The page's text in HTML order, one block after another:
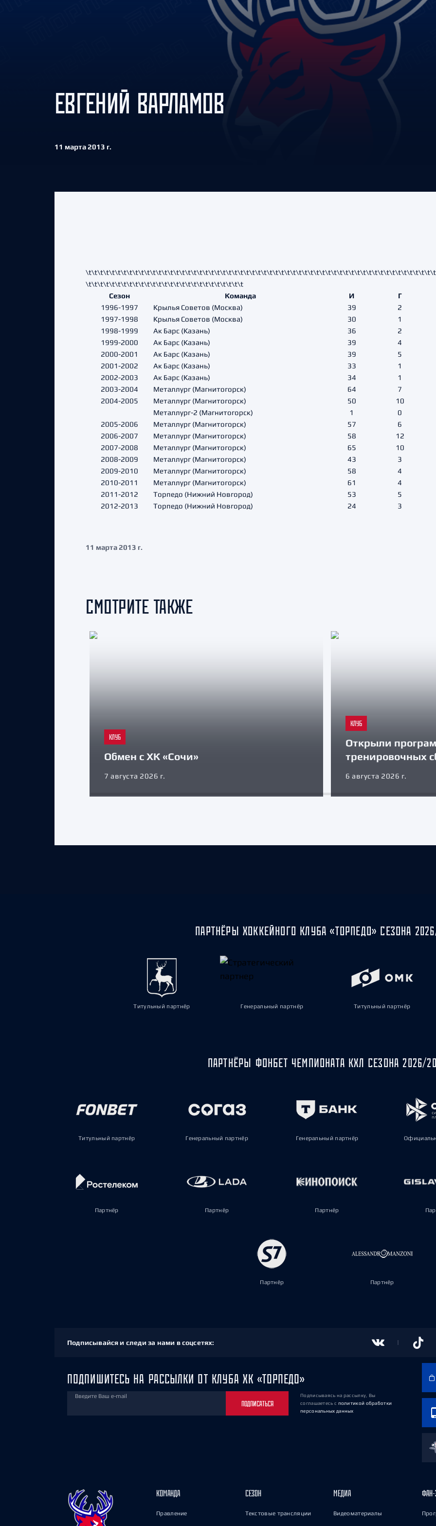
Амур
Барыс
Салават Юлаев
Сибирь
ЕВГЕНИЙ ВАРЛАМОВ
11 марта 2013 г.
\t\t\t\t\t\t\t\t\t\t\t\t\t\t\t\t\t\t\t\t\t\t\t\t\t\t\t
Сезон
Команда И Г
1996-1997
Крылья Советов (Москва) 39 2
1997-1998
Крылья Советов (Москва) 30 1
1998-1999
Ак Барс (Казань) 36 2
1999-2000
Ак Барс (Казань) 39 4
2000-2001
Ак Барс (Казань) 39 5
2001-2002
Ак Барс (Казань) 33 1
2002-2003
Ак Барс (Казань) 34 1
2003-2004
Металлург (Магнитогорск) 64 7
2004-2005
Металлург (Магнитогорск) 50 10
Металлург-2 (Магнитогорск)
1 0
2005-2006
Металлург (Магнитогорск) 57 6
2006-2007
Металлург (Магнитогорск) 58 12
2007-2008
Металлург (Магнитогорск) 65 10
2008-2009
Металлург (Магнитогорск) 43 3
2009-2010
Металлург (Магнитогорск) 58 4
2010-2011
Металлург (Магнитогорск) 61 4
2011-2012
Торпедо (Нижний Новгород) 53 5
2012-2013
Торпедо (Нижний Новгород) 24 3
11 марта 2013 г.
СМОТРИТЕ ТАКЖЕ
КЛУБ
Обмен с ХК «Сочи»
7 августа 2026 г.
КЛУБ
Открыли
тренировочных
6 августа 2026 г.
ПАРТНЁРЫ ХОККЕЙНОГО КЛУБА «ТОРПЕДО» СЕЗОНА
Титульный партнёр Генеральный партнёр Титульный партнёр
ПАРТНЁРЫ ФОНБЕТ ЧЕМПИОНАТА КХЛ СЕЗОНА 2026/
Титульный партнёр Генеральный партнёр Генеральный партнёр
Партнёр Партнёр Партнёр
Партнёр Партнёр
Подписывайся и следи за нами в соцсетях:
ПОДПИШИТЕСЬ НА РАССЫЛКИ ОТ КЛУБА ХК «ТОРПЕДО»
Введите Ваш e-mail
ПОДПИСАТЬСЯ
Подписываясь на рассылку, Вы
соглашаетесь с политикой обработки
персональных данных
КОМАНДА
Правление
СЕЗОН
Текстовые трансляции
МЕДИА
Видеоматериалы
ФАН-